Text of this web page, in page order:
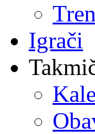
Igrači